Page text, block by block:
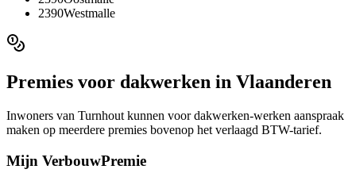
2390Westmalle
Premies voor dakwerken in Vlaanderen
Inwoners van Turnhout kunnen voordakwerken-werken aanspraak
maken op meerdere premies bovenop het verlaagd BTW-tarief.
Mijn VerbouwPremie